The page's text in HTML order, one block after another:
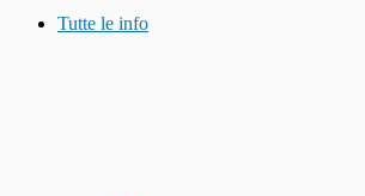
Tutte le info